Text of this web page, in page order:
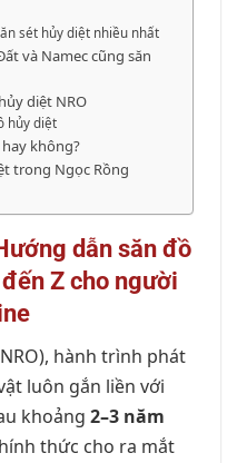
sét hủy diệt nhiều nhất
và Namec cũng săn
diệt NRO
hủy diệt
không?
trong Ngọc Rồng
dẫn săn đồ
Z cho người
hành trình phát
luôn gắn liền với
khoảng 2–3 năm
thức cho ra mắt